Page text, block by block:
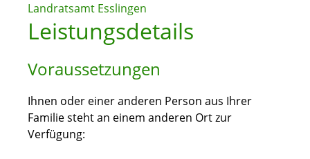
Landratsamt Esslingen
Leistungsdetails
Voraussetzungen
Ihnen oder einer anderen Person aus Ihrer
Familie steht an einem anderen Ort zur
Verfügung: